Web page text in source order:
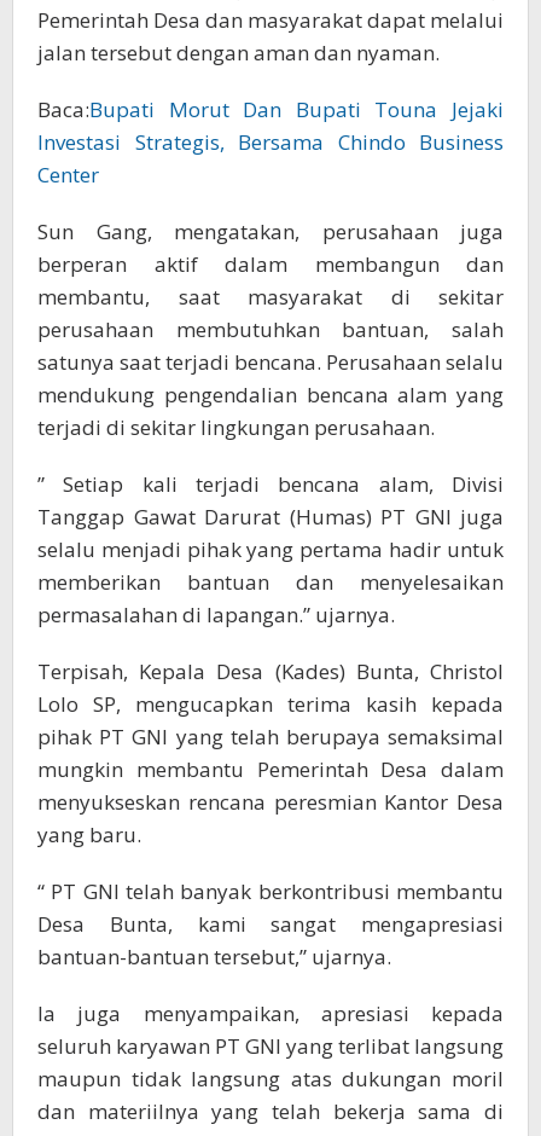
Pemerintah Desa dan masyarakat dapat melalui
jalan tersebut dengan aman dan nyaman.
Baca:Bupati Morut Dan Bupati Touna Jejaki
Investasi Strategis, Bersama Chindo Business
Center
Sun Gang, mengatakan, perusahaan juga
berperan aktif dalam membangun dan
membantu, saat masyarakat di sekitar
perusahaan membutuhkan bantuan, salah
satunya saat terjadi bencana. Perusahaan selalu
mendukung pengendalian bencana alam yang
terjadi di sekitar lingkungan perusahaan.
” Setiap kali terjadi bencana alam, Divisi
Tanggap Gawat Darurat (Humas) PT GNI juga
selalu menjadi pihak yang pertama hadir untuk
memberikan bantuan dan menyelesaikan
permasalahan di lapangan.” ujarnya.
Terpisah, Kepala Desa (Kades) Bunta, Christol
Lolo SP, mengucapkan terima kasih kepada
pihak PT GNI yang telah berupaya semaksimal
mungkin membantu Pemerintah Desa dalam
menyukseskan rencana peresmian Kantor Desa
yang baru.
“ PT GNI telah banyak berkontribusi membantu
Desa Bunta, kami sangat mengapresiasi
bantuan-bantuan tersebut,” ujarnya.
Ia juga menyampaikan, apresiasi kepada
seluruh karyawan PT GNI yang terlibat langsung
maupun tidak langsung atas dukungan moril
dan materiilnya yang telah bekerja sama di